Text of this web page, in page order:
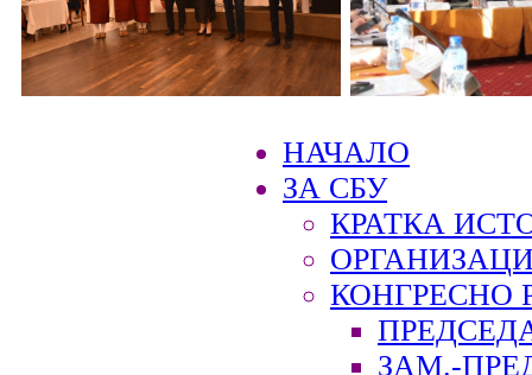
НАЧАЛО
ЗА СБУ
КРАТКА
КОНГРЕСНО
ЗАМ.-